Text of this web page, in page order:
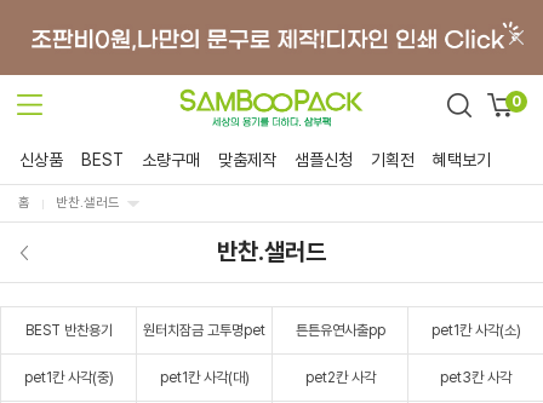
0
신상품 BEST 소량구매 맞춤제작 샘플신청 기획전 혜택보기
홈 반찬.샐러드
반찬.샐러드
BEST 반찬용기 원터치잠금 고투명pet 튼튼유연사출pp pet1칸 사각(소)
pet1칸 사각(중) pet1칸 사각(대) pet2칸 사각 pet3칸 사각